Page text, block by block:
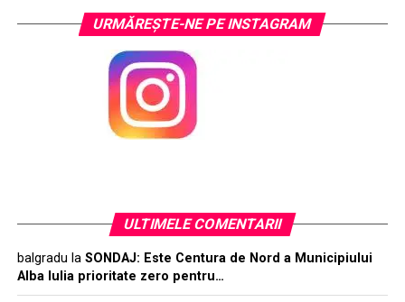
URMĂREŞTE-NE PE INSTAGRAM
ULTIMELE COMENTARII
balgradu la SONDAJ: Este Centura de Nord a Municipiului
Alba Iulia prioritate zero pentru…